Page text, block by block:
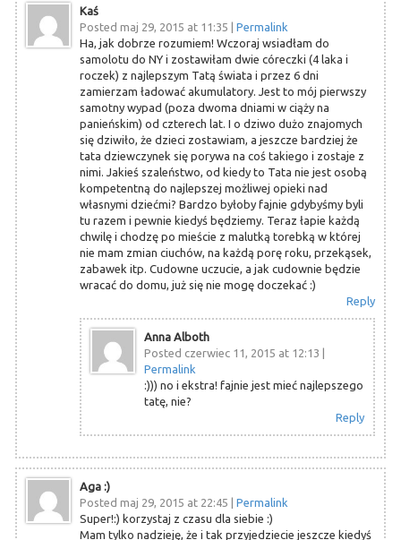
Kaś
Posted maj 29, 2015 at 11:35
Permalink
Ha, jak dobrze rozumiem! Wczoraj wsiadłam do
samolotu do NY i zostawiłam dwie córeczki (4 laka i
roczek) z najlepszym Tatą świata i przez 6 dni
zamierzam ładować akumulatory. Jest to mój pierwszy
samotny wypad (poza dwoma dniami w ciąży na
panieńskim) od czterech lat. I o dziwo dużo znajomych
się dziwiło, że dzieci zostawiam, a jeszcze bardziej że
tata dziewczynek się porywa na coś takiego i zostaje z
nimi. Jakieś szaleństwo, od kiedy to Tata nie jest osobą
kompetentną do najlepszej możliwej opieki nad
własnymi dziećmi? Bardzo byłoby fajnie gdybyśmy byli
tu razem i pewnie kiedyś będziemy. Teraz łapie każdą
chwilę i chodzę po mieście z malutką torebką w której
nie mam zmian ciuchów, na każdą porę roku, przekąsek,
zabawek itp. Cudowne uczucie, a jak cudownie będzie
wracać do domu, już się nie mogę doczekać :)
Reply
Anna Alboth
Posted czerwiec 11, 2015 at 12:13
Permalink
:))) no i ekstra! fajnie jest mieć najlepszego
tatę, nie?
Reply
Aga :)
Posted maj 29, 2015 at 22:45
Permalink
Super!:) korzystaj z czasu dla siebie :)
Mam tylko nadzieję, że i tak przyjedziecie jeszcze kiedyś